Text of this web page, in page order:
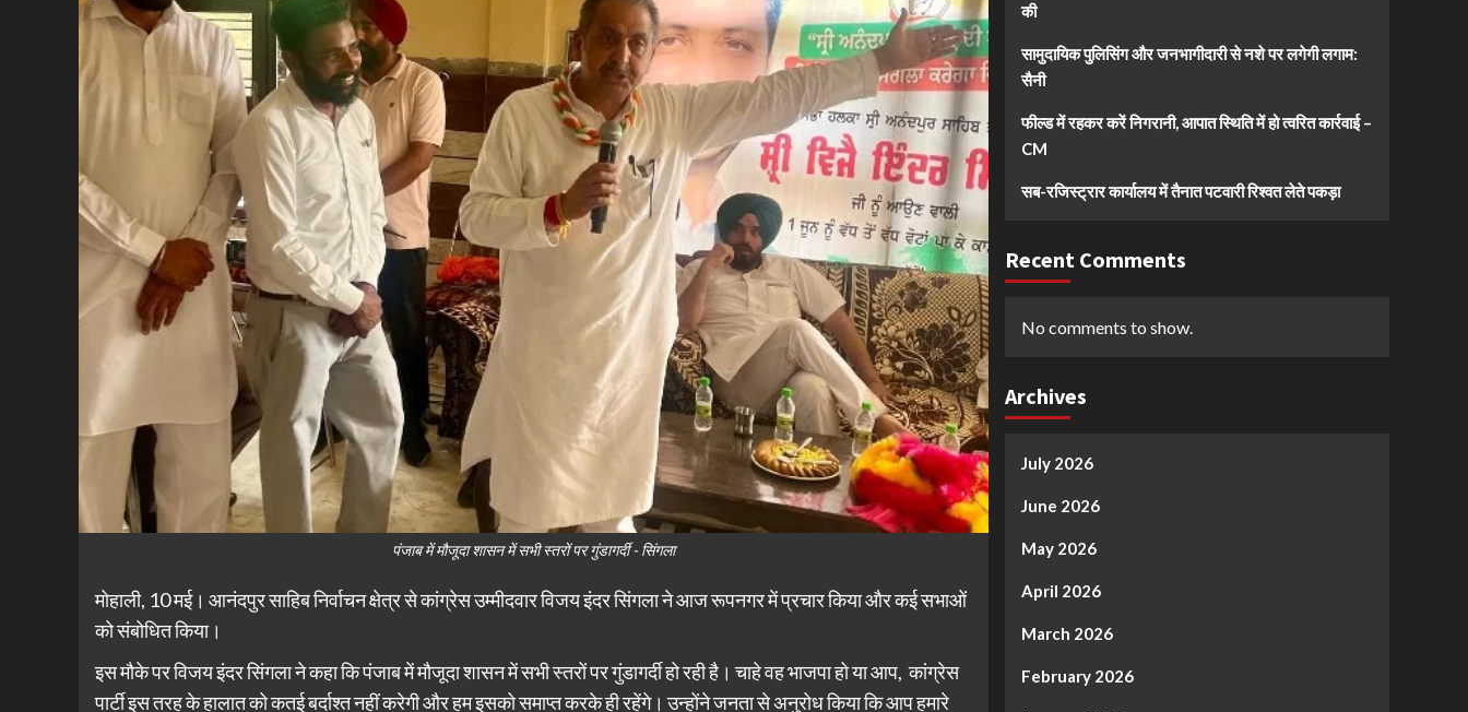
पंजाब में मौजूदा शासन में सभी स्तरों पर गुंडागर्दी - सिंगला
मोहाली, 10 मई। आनंदपुर साहिब निर्वाचन क्षेत्र से कांग्रेस उम्मीदवार विजय इंदर सिंगला ने आज रूपनगर में प्रचार किया और कई सभाओं
को संबोधित किया।
इस मौके पर विजय इंदर सिंगला ने कहा कि पंजाब में मौजूदा शासन में सभी स्तरों पर गुंडागर्दी हो रही है। चाहे वह भाजपा हो या आप, कांग्रेस
पार्टी इस तरह के हालात को कतई बर्दाश्त नहीं करेगी और हम इसको समाप्त करके ही रहेंगे। उन्होंने जनता से अनुरोध किया कि आप हमारे
की
सामुदायिक पुलिसिंग और जनभागीदारी से नशे पर लगेगी लगाम:
सैनी
फील्ड में रहकर करें निगरानी, आपात स्थिति में हो त्वरित कार्रवाई –
CM
सब-रजिस्ट्रार कार्यालय में तैनात पटवारी रिश्वत लेते पकड़ा
Recent Comments
No comments to show.
Archives
July 2026
June 2026
May 2026
April 2026
March 2026
February 2026